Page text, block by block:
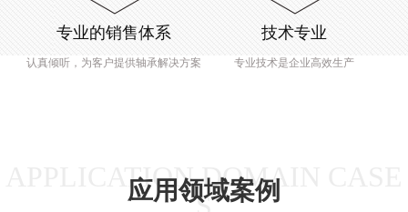
专业的销售体系
认真倾听，为客户提供轴承解决方案
技术专业
专业技术是企业高效生产
应用领域案例
APPLICATION DOMAIN CASE
S